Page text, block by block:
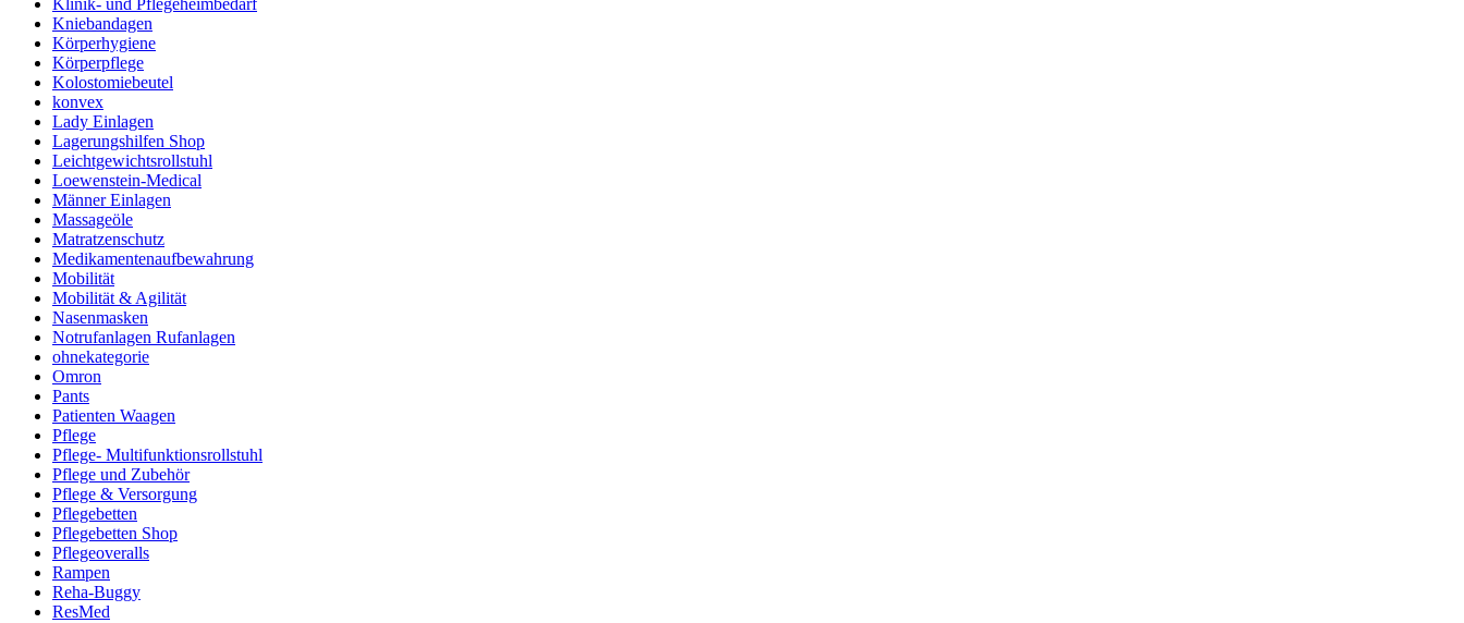
Klinik- und Pflegeheimbedarf
Kniebandagen
Körperhygiene
Körperpflege
Kolostomiebeutel
konvex
Lady Einlagen
Lagerungshilfen Shop
Leichtgewichtsrollstuhl
Loewenstein-Medical
Männer Einlagen
Massageöle
Matratzenschutz
Medikamentenaufbewahrung
Mobilität
Mobilität & Agilität
Nasenmasken
Notrufanlagen Rufanlagen
ohnekategorie
Omron
Pants
Patienten Waagen
Pflege
Pflege- Multifunktionsrollstuhl
Pflege und Zubehör
Pflege & Versorgung
Pflegebetten
Pflegebetten Shop
Pflegeoveralls
Rampen
Reha-Buggy
ResMed